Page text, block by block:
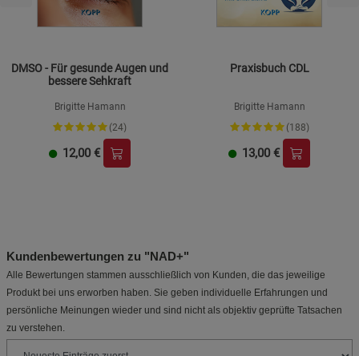
DMSO - Für gesunde Augen und
bessere Sehkraft
Brigitte Hamann
(24)
12,00 €
Praxisbuch CDL
Brigitte Hamann
(188)
13,00 €
Kundenbewertungen zu "NAD+"
Alle Bewertungen stammen ausschließlich von Kunden, die das jeweilige
Produkt bei uns erworben haben. Sie geben individuelle Erfahrungen und
persönliche Meinungen wieder und sind nicht als objektiv geprüfte Tatsachen
zu verstehen.